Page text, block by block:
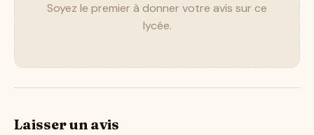
Soyez le premier à donner votre avis sur ce
lycée.
Laisser un avis